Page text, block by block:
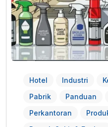
Hotel Industri
Pabrik
Panduan
Perkantoran